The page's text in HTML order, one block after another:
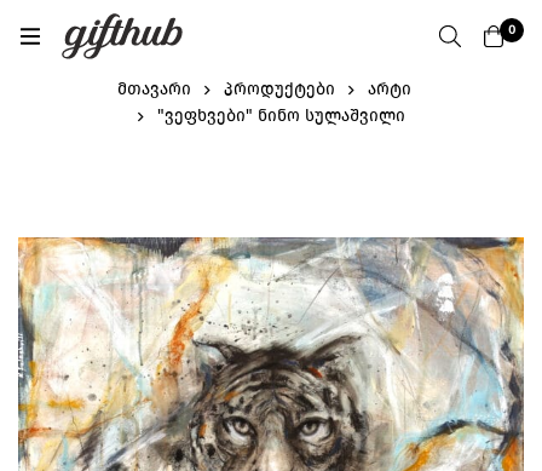
0
მთავარი პროდუქტები
არტი
"ვეფხვები" ნინო სულაშვილი